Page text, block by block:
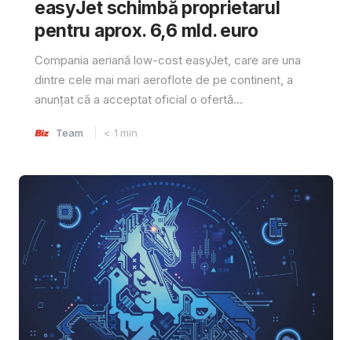
easyJet schimbă proprietarul
pentru aprox. 6,6 mld. euro
Compania aeriană low-cost easyJet, care are una
dintre cele mai mari aeroflote de pe continent, a
anunțat că a acceptat oficial o ofertă...
Team < 1 min